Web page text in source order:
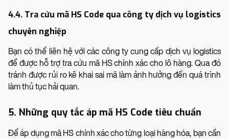
4.4. Tra cứu mã HS Code qua công ty dịch vụ logistics
chuyên nghiệp
Bạn có thể liên hệ với các công ty cung cấp dịch vụ logistics
để được hỗ trợ tra cứu mã HS chính xác cho lô hàng. Qua đó
tránh được rủi ro kê khai sai mã làm ảnh hưởng đến quá trình
làm thủ tục hải quan.
5. Những quy tắc áp mã HS Code tiêu chuẩn
Để áp dụng mã HS chính xác cho từng loại hàng hóa, bạn cần